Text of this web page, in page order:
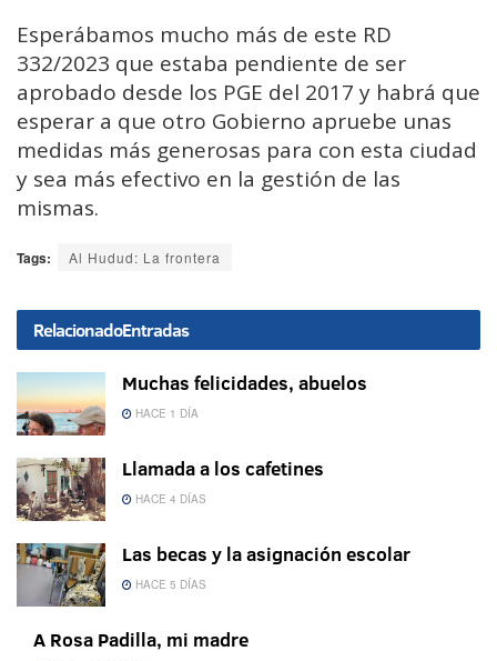
Esperábamos mucho más de este RD
332/2023 que estaba pendiente de ser
aprobado desde los PGE del 2017 y habrá que
esperar a que otro Gobierno apruebe unas
medidas más generosas para con esta ciudad
y sea más efectivo en la gestión de las
mismas.
Tags: Al Hudud: La frontera
RelacionadoEntradas
Muchas felicidades, abuelos
HACE 1 DÍA
Llamada a los cafetines
HACE 4 DÍAS
Las becas y la asignación escolar
HACE 5 DÍAS
A Rosa Padilla, mi madre